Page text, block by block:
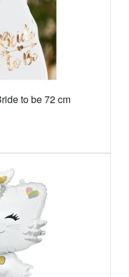
to be 72 cm